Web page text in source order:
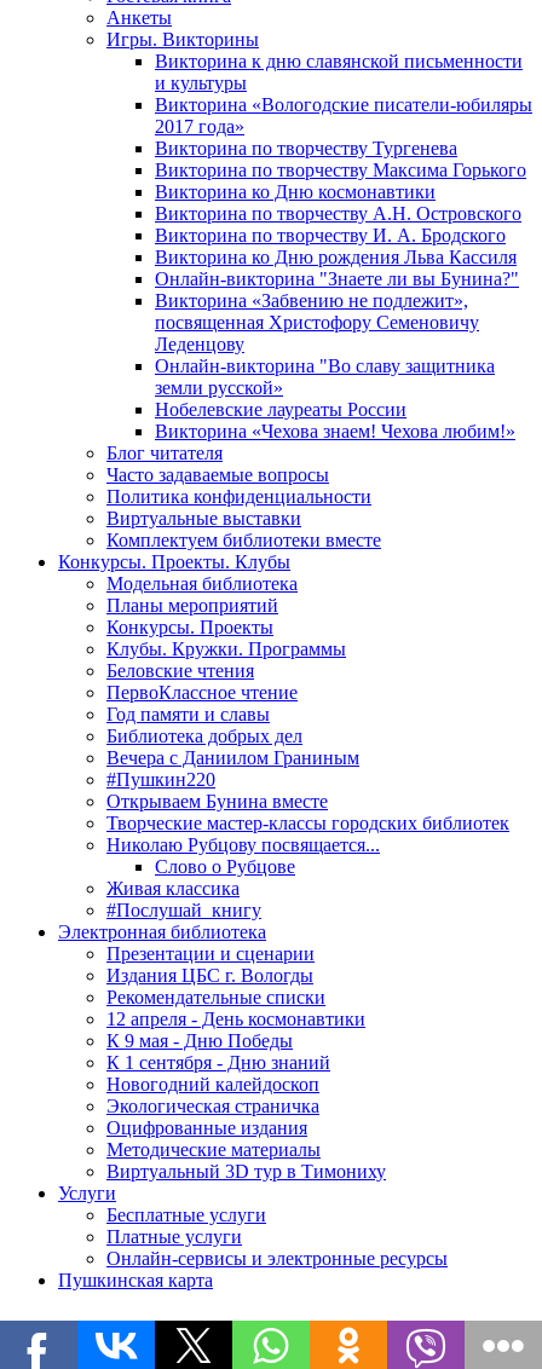
Анкеты
Игры. Викторины
Викторина к дню славянской письменности
и культуры
Викторина «Вологодские писатели-юбиляры
2017 года»
Викторина по творчеству Тургенева
Викторина по творчеству Максима Горького
Викторина ко Дню космонавтики
Викторина по творчеству А.Н. Островского
Викторина по творчеству И. А. Бродского
Викторина ко Дню рождения Льва Кассиля
Онлайн-викторина "Знаете ли вы Бунина?"
Викторина «Забвению не подлежит»,
посвященная Христофору Семеновичу
Леденцову
Онлайн-викторина "Во славу защитника
земли русской»
Нобелевские лауреаты России
Викторина «Чехова знаем! Чехова любим!»
Блог читателя
Часто задаваемые вопросы
Политика конфиденциальности
Виртуальные выставки
Комплектуем библиотеки вместе
Конкурсы. Проекты. Клубы
Модельная библиотека
Планы мероприятий
Конкурсы. Проекты
Клубы. Кружки. Программы
Беловские чтения
ПервоКлассное чтение
Год памяти и славы
Библиотека добрых дел
Вечера с Даниилом Граниным
#Пушкин220
Открываем Бунина вместе
Творческие мастер-классы городских библиотек
Николаю Рубцову посвящается...
Слово о Рубцове
Живая классика
#Послушай_книгу
Электронная библиотека
Презентации и сценарии
Издания ЦБС г. Вологды
Рекомендательные списки
12 апреля - День космонавтики
К 9 мая - Дню Победы
К 1 сентября - Дню знаний
Новогодний калейдоскоп
Экологическая страничка
Оцифрованные издания
Методические материалы
Виртуальный 3D тур в Тимониху
Услуги
Бесплатные услуги
Платные услуги
Онлайн-сервисы и электронные ресурсы
Пушкинская карта